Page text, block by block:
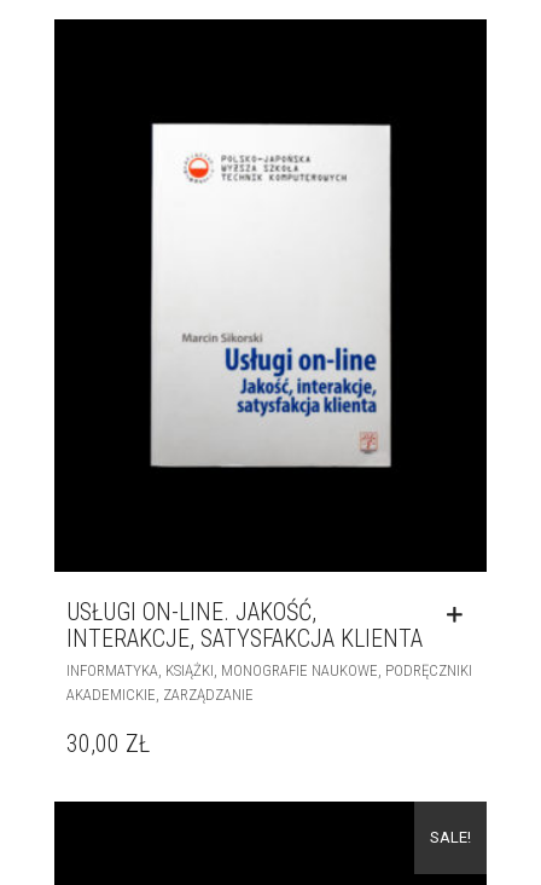
USŁUGI ON-LINE. JAKOŚĆ,
INTERAKCJE, SATYSFAKCJA KLIENTA
INFORMATYKA KSIĄŻKI MONOGRAFIE NAUKOWE PODRĘCZNIKI
AKADEMICKIE ZARZĄDZANIE
30,00 ZŁ
SALE!